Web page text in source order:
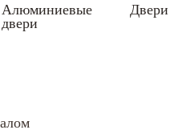
Алюминиевые
двери
Двери